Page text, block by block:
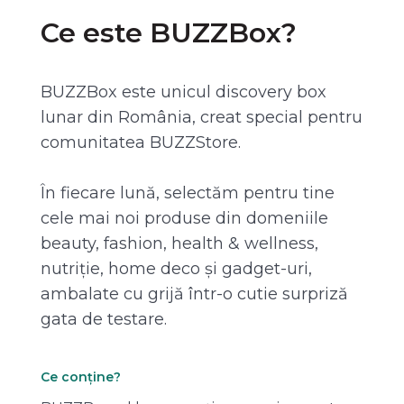
Ce este BUZZBox?
BUZZBox este unicul discovery box
lunar din România, creat special pentru
comunitatea BUZZStore.
În fiecare lună, selectăm pentru tine
cele mai noi produse din domeniile
beauty, fashion, health & wellness,
nutriție, home deco și gadget-uri,
ambalate cu grijă într-o cutie surpriză
gata de testare.
Ce conține?